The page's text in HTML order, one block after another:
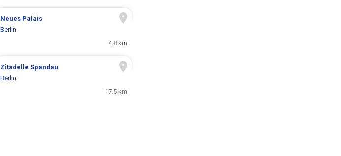
Neues Palais
Berlin
4.8 km
Zitadelle Spandau
Berlin
17.5 km